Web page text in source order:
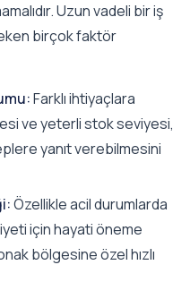
Uzun vadeli bir iş
birçok faktör
Farklı ihtiyaçlara
ve yeterli stok seviyesi,
yanıt verebilmesini
Özellikle acil durumlarda
için hayati öneme
bölgesine özel hızlı